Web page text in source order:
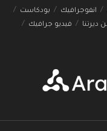
انفوجرافيك
بودكاست
ديرتنا
فيديو جرافيك